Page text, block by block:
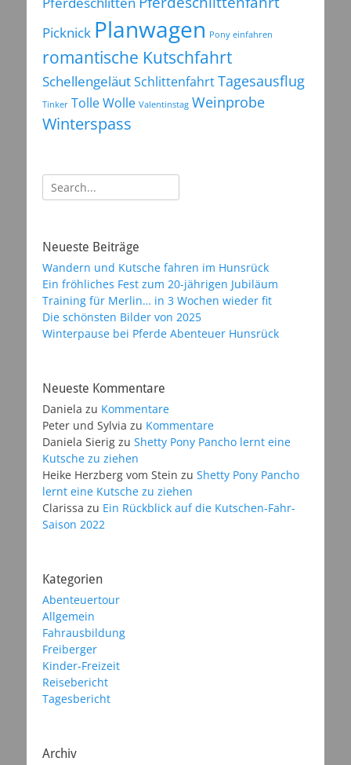
Picknick Planwagen Pony einfahren
romantische Kutschfahrt
SchellengeläutSchlittenfahrtTagesausflug
Tinker Tolle Wolle Valentinstag Weinprobe
Winterspass
Suchen
nach:
Neueste Beiträge
Wandern und Kutsche fahren im Hunsrück
Ein fröhliches Fest zum 20-jährigen Jubiläum
Training für Merlin… in 3 Wochen wieder fit
Die schönsten Bilder von 2025
Winterpause bei Pferde Abenteuer Hunsrück
Neueste Kommentare
Daniela zu Kommentare
Peter und Sylvia zu Kommentare
Daniela Sierig zu Shetty Pony Pancho lernt eine
Kutsche zu ziehen
Heike Herzberg vom Stein zu Shetty Pony Pancho
lernt eine Kutsche zu ziehen
Clarissa zu Ein Rückblick auf die Kutschen-Fahr-
Saison 2022
Kategorien
Abenteuertour
Allgemein
Fahrausbildung
Freiberger
Kinder-Freizeit
Reisebericht
Tagesbericht
Archiv